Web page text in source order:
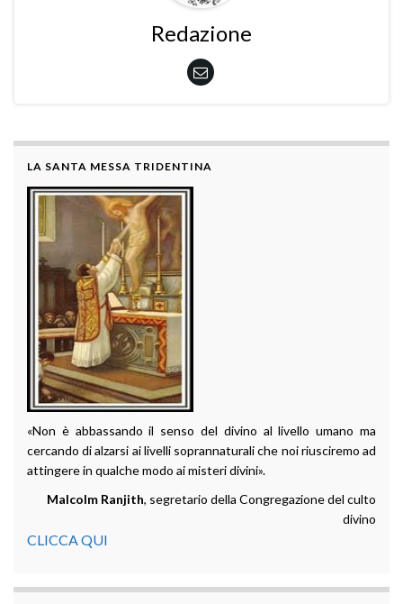
Redazione
LA SANTA MESSA TRIDENTINA
«Non è abbassando il senso del divino al livello umano ma
cercando di alzarsi ai livelli soprannaturali che noi riusciremo ad
attingere in qualche modo ai misteri divini».
Malcolm Ranjith, segretario della Congregazione del culto
divino
CLICCA QUI